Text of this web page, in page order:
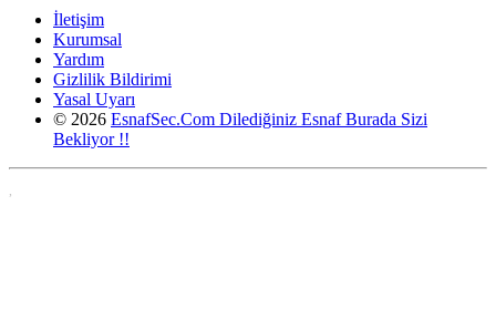
İletişim
Kurumsal
Yardım
Gizlilik Bildirimi
Yasal Uyarı
© 2026 EsnafSec.Com Dilediğiniz Esnaf Burada Sizi
Bekliyor !!